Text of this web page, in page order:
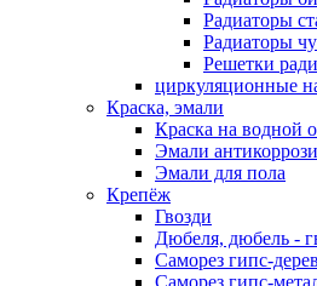
Радиаторы
Радиаторы
Решетки
циркуляционные
Краска, эмали
Краска на водной
Эмали
Эмали для пола
Крепёж
Гвозди
Дюбеля, дюбель -
Саморез гипс-